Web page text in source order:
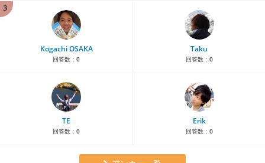
3
Kogachi OSAKA
回答数： 0
Taku
回答数： 0
TE
回答数： 0
Erik
回答数： 0